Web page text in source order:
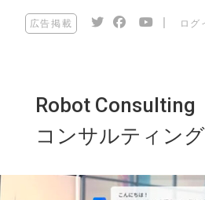
広告掲載 ログ
Robot Consulting
コンサルティング